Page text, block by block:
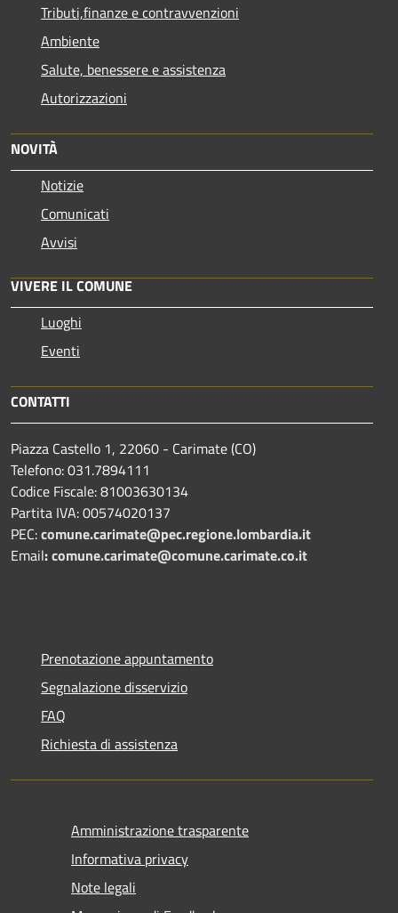
Tributi,finanze e contravvenzioni
Ambiente
Salute, benessere e assistenza
Autorizzazioni
NOVITÀ
Notizie
Comunicati
Avvisi
VIVERE IL COMUNE
Luoghi
Eventi
CONTATTI
Piazza Castello 1, 22060 - Carimate (CO)
Telefono: 031.7894111
Codice Fiscale: 81003630134
Partita IVA: 00574020137
PEC:comune.carimate@pec.regione.lombardia.it
Email:comune.carimate@comune.carimate.co.it
Prenotazione appuntamento
Segnalazione disservizio
FAQ
Richiesta di assistenza
Amministrazione trasparente
Informativa privacy
Note legali